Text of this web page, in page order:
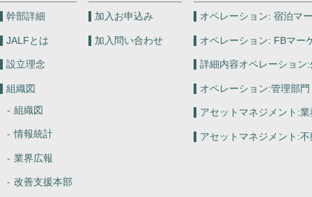
幹部詳細
JALFとは
設立理念
組織図
組織図
情報統計
業界広報
改善支援本部
加入お申込み
加入問い合わせ
オペレーション: 宿泊マ
オペレーション: FBマー
詳細内容オペレーション:
オペレーション:管理部門
アセットマネジメント:業
アセットマネジメント:不